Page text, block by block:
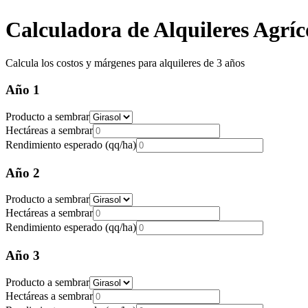
Calculadora de Alquileres
Calcula los costos y márgenes para alquileres de 3 años
Año 1
Producto a sembrar
Hectáreas a sembrar
Rendimiento esperado (qq/ha)
Año 2
Producto a sembrar
Hectáreas a sembrar
Rendimiento esperado (qq/ha)
Año 3
Producto a sembrar
Hectáreas a sembrar